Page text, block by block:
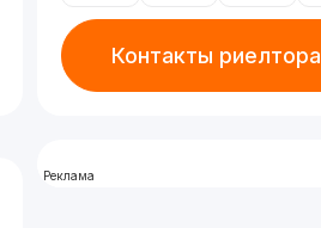
Контакты риелтора
Реклама